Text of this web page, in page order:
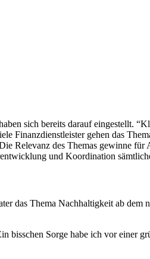
sich bereits darauf eingestellt.
Finanzdienstleister gehen das
Relevanz des Themas gewinne
und Koordination
das Thema Nachhaltigkeit ab dem
bisschen Sorge habe ich vor